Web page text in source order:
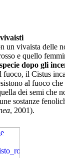
un vivaista delle
e quello
dopo gli
fuoco, il Cistus
al fuoco
dei semi che
sostanze
, 2001).